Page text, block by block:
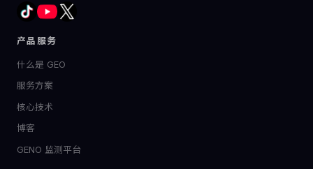
产品服务
什么是 GEO
服务方案
核心技术
博客
GENO 监测平台